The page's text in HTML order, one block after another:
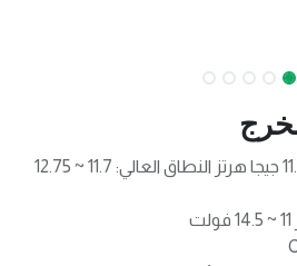
النطاق المنخفض: 10.7 ~ 11.7 جيجا هرتز النطاق العالي: 11.7 ~ 12.75